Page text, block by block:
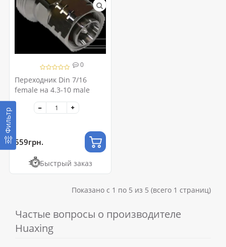
Фильтр
0
Переходник Din 7/16
female на 4.3-10 male
559грн.
Быстрый заказ
Показано с 1 по 5 из 5 (всего 1 страниц)
Частые вопросы о производителе
Huaxing